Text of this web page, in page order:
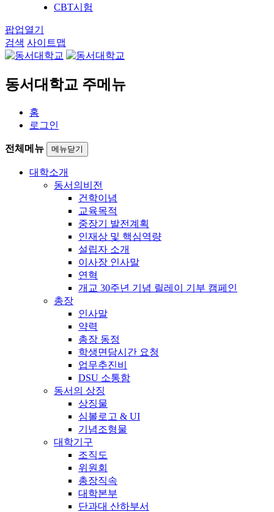
CBT시험
팝업열기
검색 사이트맵
동서대학교 주메뉴
홈
로그인
전체메뉴 메뉴닫기
대학소개
동서의비전
건학이념
교육목적
중장기 발전계획
인재상 및 핵심역량
설립자 소개
이사장 인사말
연혁
개교 30주년 기념 릴레이 기부 캠페인
총장
인사말
약력
총장 동정
학생면담시간 요청
업무추진비
DSU 소통함
동서의 상징
상징물
심볼로고 & UI
기념조형물
대학기구
조직도
위원회
총장직속
대학본부
단과대 산하부서